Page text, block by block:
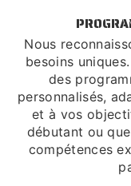
Nous
besoins
des
personnalisés,
et à vos
débutant ou
compétences